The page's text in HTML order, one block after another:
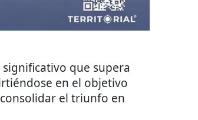
que supera
en el objetivo
el triunfo en